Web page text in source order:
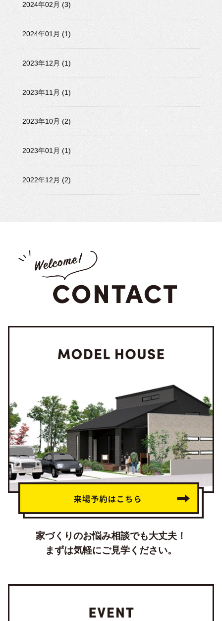
2024年02月 (3)
2024年01月 (1)
2023年12月 (1)
2023年11月 (1)
2023年10月 (2)
2023年01月 (1)
2022年12月 (2)
家づくりのお悩み相談でも大丈夫！
まずは気軽にご見学ください。